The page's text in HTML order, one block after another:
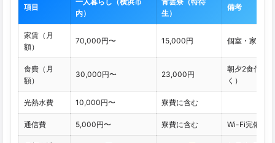
項目
内）
生）
備考
家賃（月
額）
70,000円〜 15,000円 個室・家具付
食費（月
額）
30,000円〜 23,000円
朝夕2食付き
く）
光熱水費 10,000円〜 寮費に含む
通信費 5,000円〜 寮費に含む Wi-Fi完備